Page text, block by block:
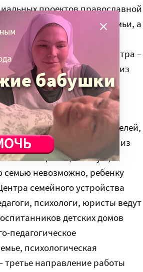
проектов православной
многодетные семьи, а
детей, которые по
сад. Основная задача центра –
и реабилитация детей из
Мариинской обители и
оставшемуся без родителей,
родителям ребенка выйти из
помощь: социальную,
семью невозможно, ребенку
семейного устройства
психологи, юристы ведут
детских домов
педагогическое
психологическая
направление работы